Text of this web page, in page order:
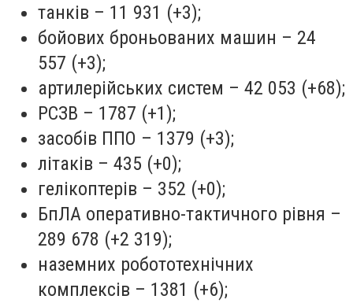
танків – 11 931 (+3);
бойових броньованих машин – 24
557 (+3);
артилерійських систем – 42 053 (+68);
РСЗВ – 1787 (+1);
засобів ППО – 1379 (+3);
літаків – 435 (+0);
гелікоптерів – 352 (+0);
БпЛА оперативно-тактичного рівня –
289 678 (+2 319);
наземних робототехнічних
комплексів – 1381 (+6);